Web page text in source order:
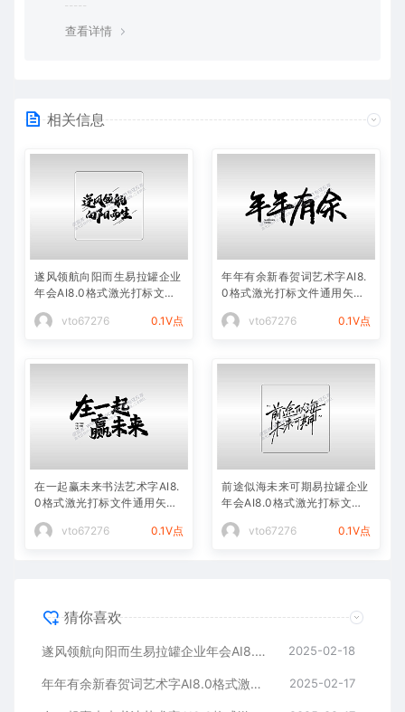
查看详情
相关信息
遂风领航向阳而生易拉罐企业
年会AI8.0格式激光打标文件
vto67276
0.1V点
年年有余新春贺词艺术字AI8.
0格式激光打标文件通用矢量
vto67276
0.1V点
在一起赢未来书法艺术字AI8.
0格式激光打标文件通用矢量
vto67276
0.1V点
前途似海未来可期易拉罐企业
年会AI8.0格式激光打标文件
vto67276
0.1V点
猜你喜欢
遂风领航向阳而生易拉罐企业年会AI8.0格式激光打标文件通用矢量图 2025-02-18
年年有余新春贺词艺术字AI8.0格式激光打标文件通用矢量图 2025-02-17